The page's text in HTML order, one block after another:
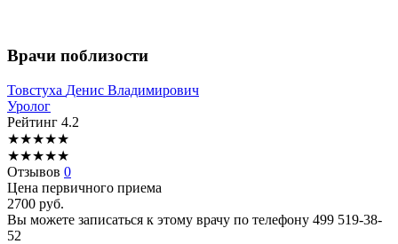
Врачи поблизости
Товстуха Денис Владимирович
Уролог
Рейтинг 4.2
★★★★★
★★★★★
Отзывов 0
Цена первичного приема
2700 руб.
Вы можете записаться к этому врачу по телефону 499 519-38-
52